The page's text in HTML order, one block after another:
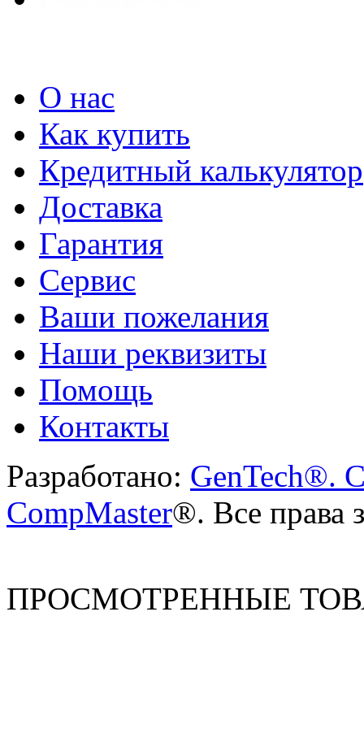
О нас
Как купить
Кредитный калькулятор
Доставка
Гарантия
Сервис
Ваши пожелания
Наши реквизиты
Помощь
Контакты
Разработано: GenTech®.
CompMaster®. Все права
ПРОСМОТРЕННЫЕ